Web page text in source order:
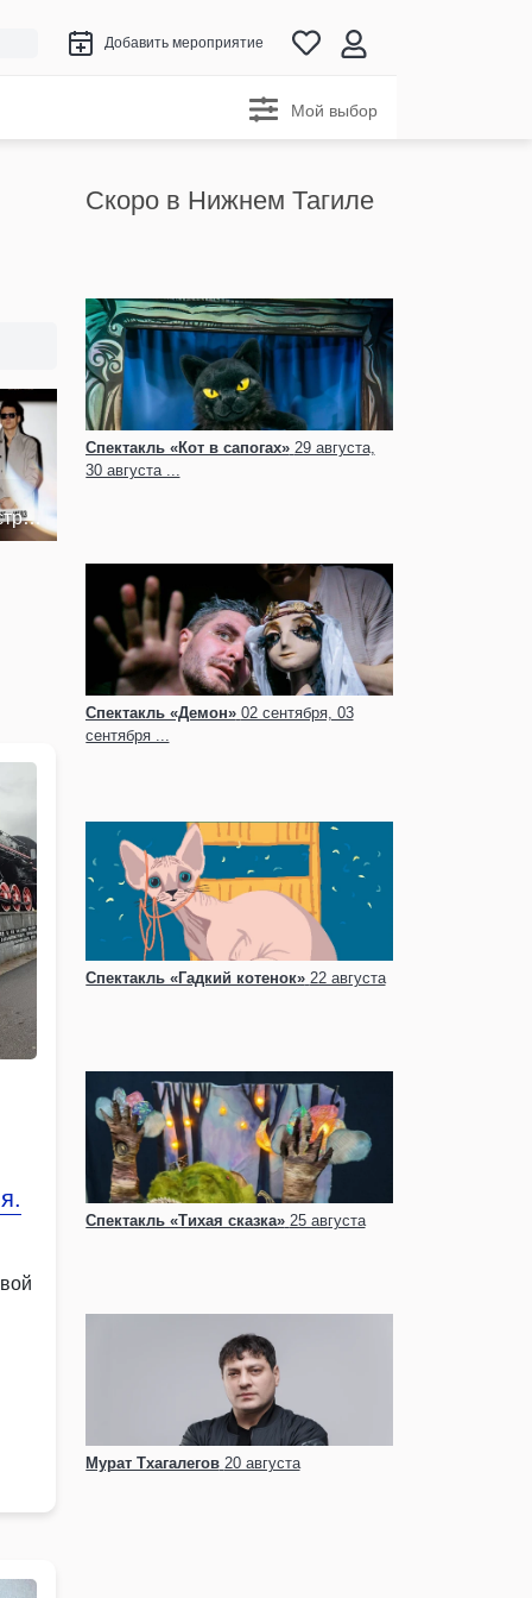
Добавить мероприятие
Мой выбор
Скоро в Нижнем Тагиле
Спектакль «Кот в сапогах» 29 августа,
30 августа ...
Спектакль «Демон» 02 сентября, 03
сентября ...
Спектакль «Гадкий котенок» 22 августа
Спектакль «Тихая сказка» 25 августа
Мурат Тхагалегов 20 августа